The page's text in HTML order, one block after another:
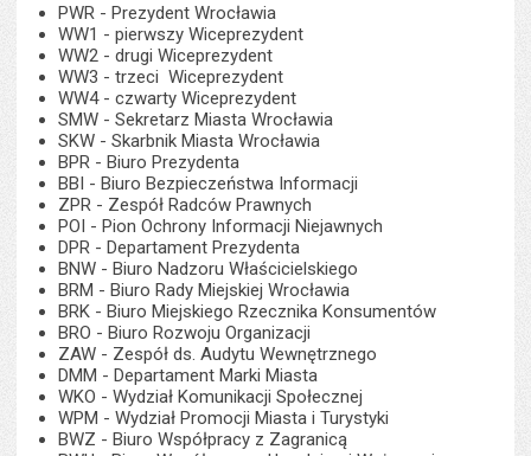
PWR - Prezydent Wrocławia
WW1 - pierwszy Wiceprezydent
WW2 - drugi Wiceprezydent
WW3 - trzeci Wiceprezydent
WW4 - czwarty Wiceprezydent
SMW - Sekretarz Miasta Wrocławia
SKW - Skarbnik Miasta Wrocławia
BPR - Biuro Prezydenta
BBI - Biuro Bezpieczeństwa Informacji
ZPR - Zespół Radców Prawnych
POI - Pion Ochrony Informacji Niejawnych
DPR - Departament Prezydenta
BNW - Biuro Nadzoru Właścicielskiego
BRM - Biuro Rady Miejskiej Wrocławia
BRK - Biuro Miejskiego Rzecznika Konsumentów
BRO - Biuro Rozwoju Organizacji
ZAW - Zespół ds. Audytu Wewnętrznego
DMM - Departament Marki Miasta
WKO - Wydział Komunikacji Społecznej
WPM - Wydział Promocji Miasta i Turystyki
BWZ - Biuro Współpracy z Zagranicą